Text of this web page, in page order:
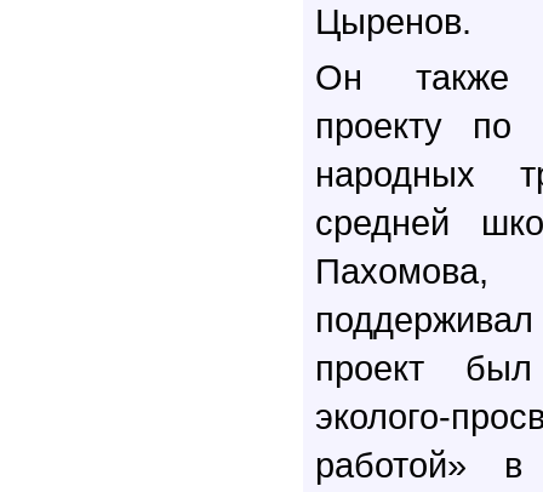
Цыренов.
Он также
проекту по
народных
средней
проект
эколого-
работой» в